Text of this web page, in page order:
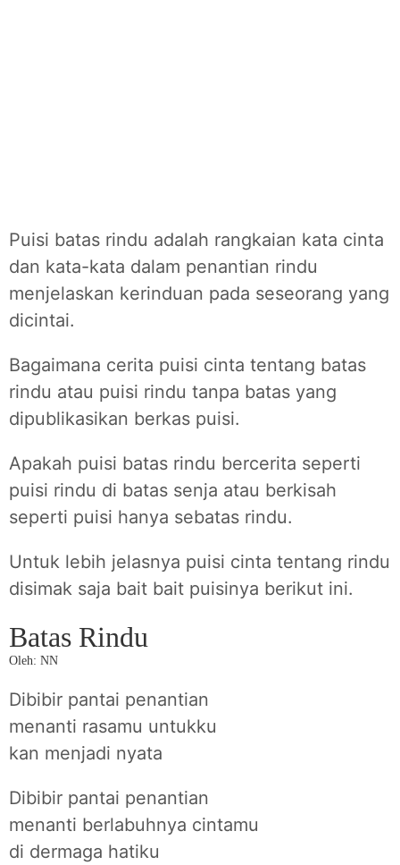
Puisi batas rindu adalah rangkaian kata cinta
dan kata-kata dalam penantian rindu
menjelaskan kerinduan pada seseorang yang
dicintai.
Bagaimana cerita puisi cinta tentang batas
rindu atau puisi rindu tanpa batas yang
dipublikasikan berkas puisi.
Apakah puisi batas rindu bercerita seperti
puisi rindu di batas senja atau berkisah
seperti puisi hanya sebatas rindu.
Untuk lebih jelasnya puisi cinta tentang rindu
disimak saja bait bait puisinya berikut ini.
Batas Rindu
Oleh: NN
Dibibir pantai penantian
menanti rasamu untukku
kan menjadi nyata
Dibibir pantai penantian
menanti berlabuhnya cintamu
di dermaga hatiku